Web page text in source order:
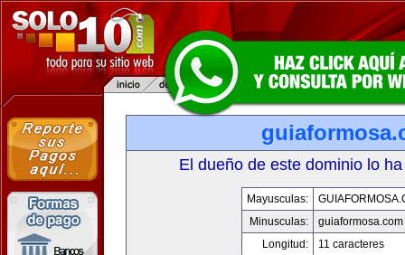
El dueño de este dominio lo
Mayusculas:
Minusculas:
guiaformosa.com
Longitud:
11 caracteres